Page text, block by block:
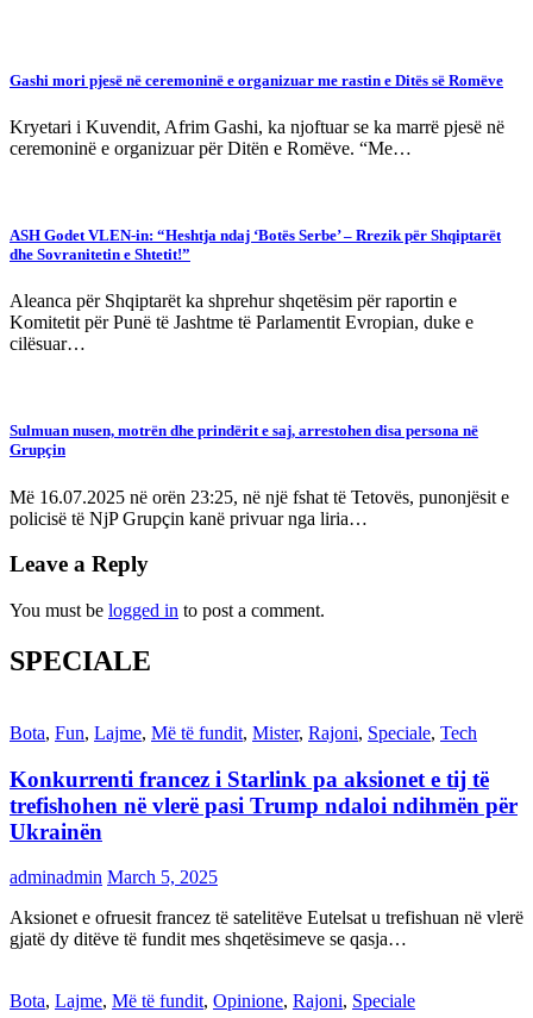
Gashi mori pjesë në ceremoninë e organizuar me rastin e Ditës së Romëve
Kryetari i Kuvendit, Afrim Gashi, ka njoftuar se ka marrë pjesë në
ceremoninë e organizuar për Ditën e Romëve. “Me…
ASH Godet VLEN-in: “Heshtja ndaj ‘Botës Serbe’ – Rrezik për Shqiptarët
dhe Sovranitetin e Shtetit!”
Aleanca për Shqiptarët ka shprehur shqetësim për raportin e
Komitetit për Punë të Jashtme të Parlamentit Evropian, duke e
cilësuar…
Sulmuan nusen, motrën dhe prindërit e saj, arrestohen disa persona në
Grupçin
Më 16.07.2025 në orën 23:25, në një fshat të Tetovës, punonjësit e
policisë të NjP Grupçin kanë privuar nga liria…
Leave a Reply
You must be logged in to post a comment.
SPECIALE
Bota, Fun, Lajme, Më të fundit, Mister, Rajoni, Speciale, Tech
Konkurrenti francez i Starlink pa aksionet e tij të
trefishohen në vlerë pasi Trump ndaloi ndihmën për
Ukrainën
adminadmin March 5, 2025
Aksionet e ofruesit francez të satelitëve Eutelsat u trefishuan në vlerë
gjatë dy ditëve të fundit mes shqetësimeve se qasja…
Bota, Lajme, Më të fundit, Opinione, Rajoni, Speciale